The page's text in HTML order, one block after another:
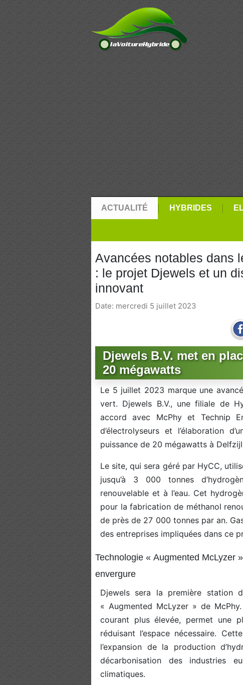
ACTUALITÉ HYBRIDES
Avancées notables dans
: le projet Djewels et un
innovant
Date: mercredi 5 juillet 2023
Djewels B.V. met en
20 mégawatts
Le 5 juillet 2023 marque une
vert. Djewels B.V., une filiale de
accord avec McPhy et Technip
d’électrolyseurs et l’élaboration
puissance de 20 mégawatts à
Le site, qui sera géré par HyCC,
jusqu’à 3 000 tonnes
renouvelable et à l’eau. Cet
pour la fabrication de méthanol
de près de 27 000 tonnes par an.
des entreprises impliquées dans ce
Technologie « Augmented McLyzer
envergure
Djewels sera la première station
« Augmented McLyzer » de
courant plus élevée, permet une
réduisant l’espace nécessaire.
l’expansion de la production
décarbonisation des industries
climatiques.